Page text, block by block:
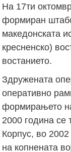
На 17ти
формиран
македонската
кресненско)
востанието.
Здружената
оперативно
формирањето
2000 година
Корпус, во
на копнената